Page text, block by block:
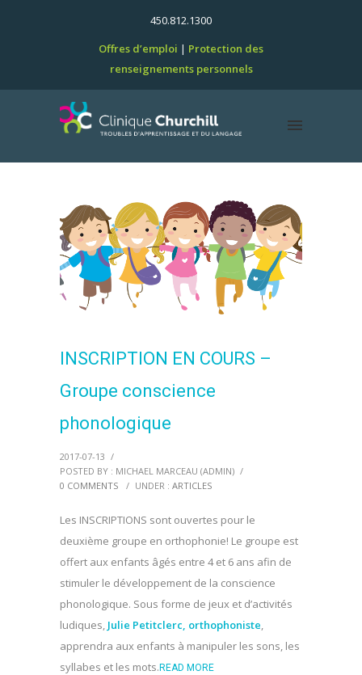
450.812.1300
Offres d’emploi
Protection des
renseignements personnels
INSCRIPTION EN COURS –
Groupe conscience
phonologique
2017-07-13 /
POSTED BY : MICHAEL MARCEAU (ADMIN) /
0 COMMENTS
/ UNDER : ARTICLES
Les INSCRIPTIONS sont ouvertes pour le
deuxième groupe en orthophonie! Le groupe est
offert aux enfants âgés entre 4 et 6 ans afin de
stimuler le développement de la conscience
phonologique. Sous forme de jeux et d’activités
ludiques, Julie Petitclerc, orthophoniste
apprendra aux enfants à manipuler les sons, les
syllabes et les mots.READ MORE